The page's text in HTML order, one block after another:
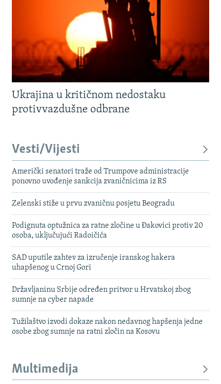
Ukrajina u kritičnom nedostaku
protivvazdušne odbrane
Vesti/Vijesti
Američki senatori traže od Trumpove administracije
ponovno uvođenje sankcija zvaničnicima iz RS
Zelenski stiže u prvu zvaničnu posjetu Beogradu
Podignuta optužnica za ratne zločine u Đakovici protiv 20
osoba, uključujući Radoičića
SAD uputile zahtev za izručenje iranskog hakera
uhapšenog u Crnoj Gori
Državljaninu Srbije određen pritvor u Hrvatskoj zbog
sumnje na cyber napade
Tužilaštvo izvodi dokaze nakon nedavnog hapšenja jedne
osobe zbog sumnje na ratni zločin na Kosovu
Multimedija